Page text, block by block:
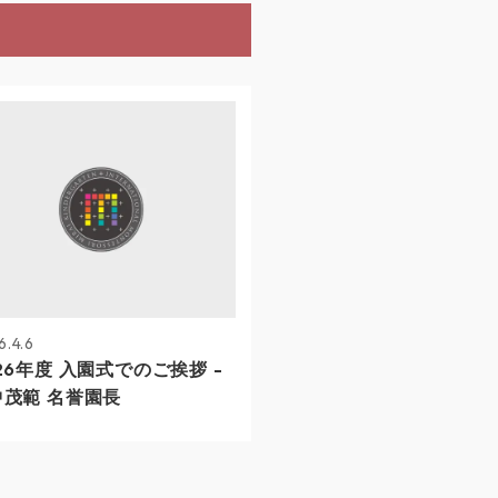
年度 入園式でのご挨拶 -
範 名誉園長